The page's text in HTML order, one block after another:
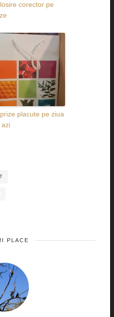
corector pe
placute pe ziua
azi
PLACE